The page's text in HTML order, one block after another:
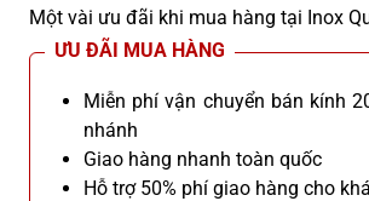
Một vài ưu đãi khi mua hàng tại Inox
ƯU ĐÃI MUA HÀNG
Miễn phí vận chuyển bán kính
nhánh
Giao hàng nhanh toàn quốc
Hỗ trợ 50% phí giao hàng cho